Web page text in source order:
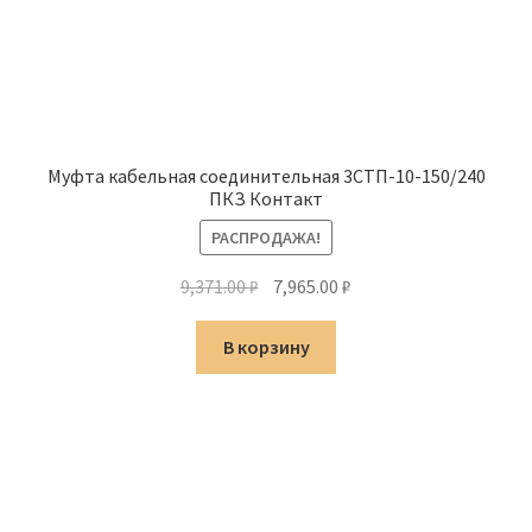
Муфта кабельная соединительная 3СТП-10-150/240
ПКЗ Контакт
РАСПРОДАЖА!
9,371.00₽ Первоначальная
цена
составляла
9,371.00 ₽.
7,965.00₽
В корзину